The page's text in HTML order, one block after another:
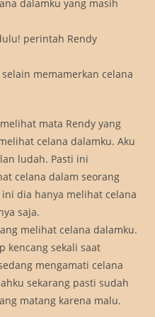
dalamku yang masih
perintah Rendy
memamerkan celana
mata Rendy yang
celana dalamku. Aku
ludah. Pasti ini
celana dalam seorang
dia hanya melihat celana
saja.
melihat celana dalamku.
kencang sekali saat
mengamati celana
sekarang pasti sudah
matang karena malu.